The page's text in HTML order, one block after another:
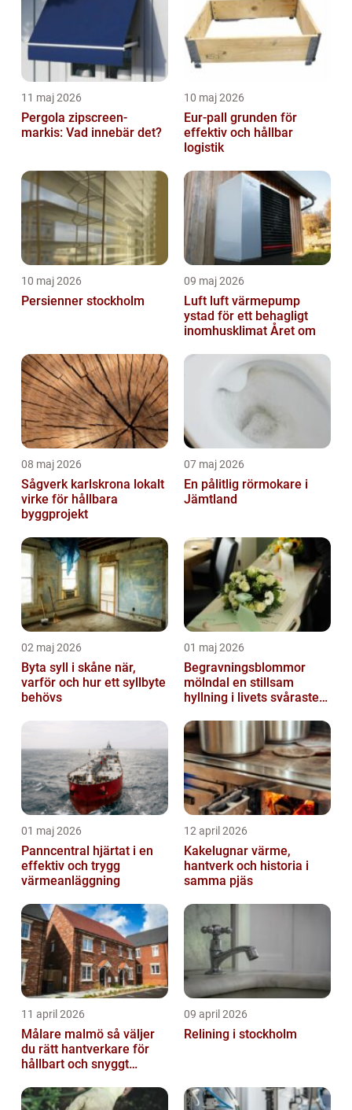
11 maj 2026
Pergola zipscreen-
markis: Vad innebär det?
10 maj 2026
Eur-pall grunden för
effektiv och hållbar
logistik
10 maj 2026
Persienner stockholm
09 maj 2026
Luft luft värmepump
ystad för ett behagligt
inomhusklimat Året om
08 maj 2026
Sågverk karlskrona lokalt
virke för hållbara
byggprojekt
07 maj 2026
En pålitlig rörmokare i
Jämtland
02 maj 2026
Byta syll i skåne när,
varför och hur ett syllbyte
behövs
01 maj 2026
Begravningsblommor
mölndal en stillsam
hyllning i livets svåraste
01 maj 2026
Panncentral hjärtat i en
effektiv och trygg
värmeanläggning
12 april 2026
Kakelugnar värme,
hantverk och historia i
samma pjäs
11 april 2026
Målare malmö så väljer
du rätt hantverkare för
hållbart och snyggt
09 april 2026
Relining i stockholm